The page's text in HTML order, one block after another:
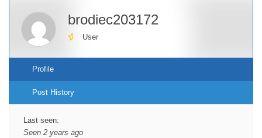
brodiec203172
User
Profile
Post History
Last seen:
Seen 2 years ago